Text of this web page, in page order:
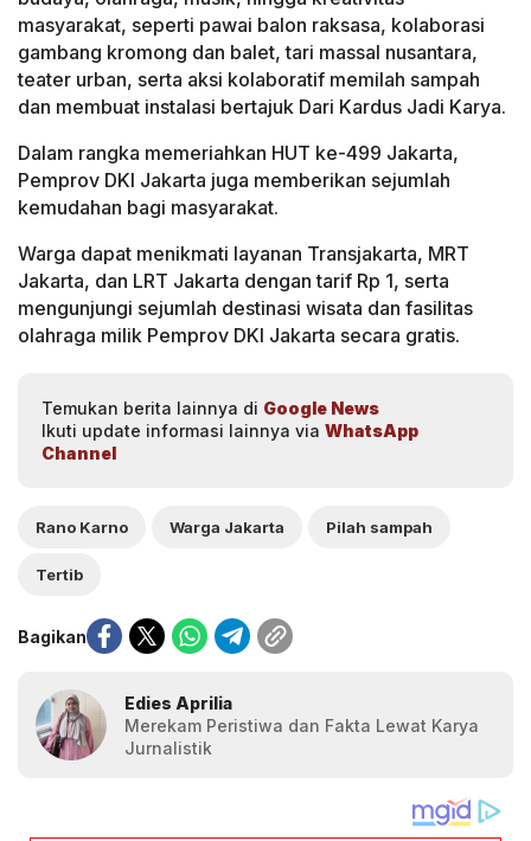
masyarakat, seperti pawai balon raksasa, kolaborasi
gambang kromong dan balet, tari massal nusantara,
teater urban, serta aksi kolaboratif memilah sampah
dan membuat instalasi bertajuk Dari Kardus Jadi Karya.
Dalam rangka memeriahkan HUT ke-499 Jakarta,
Pemprov DKI Jakarta juga memberikan sejumlah
kemudahan bagi masyarakat.
Warga dapat menikmati layanan Transjakarta, MRT
Jakarta, dan LRT Jakarta dengan tarif Rp 1, serta
mengunjungi sejumlah destinasi wisata dan fasilitas
olahraga milik Pemprov DKI Jakarta secara gratis.
Temukan berita lainnya di Google News
Ikuti update informasi lainnya via WhatsApp
Channel
Rano Karno Warga Jakarta Pilah sampah
Tertib
Bagikan
Edies Aprilia
Merekam Peristiwa dan Fakta Lewat Karya
Jurnalistik